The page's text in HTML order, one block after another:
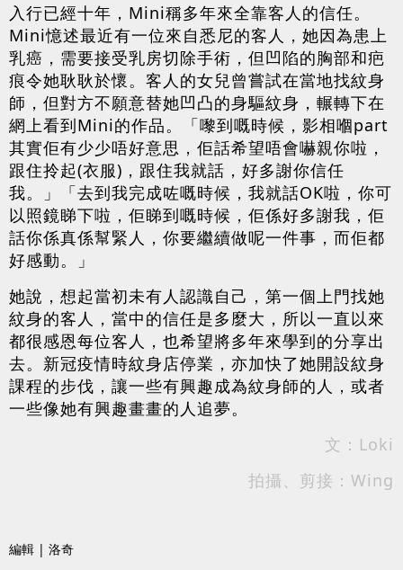
入行已經十年，Mini稱多年來全靠客人的信任。
Mini憶述最近有一位來自悉尼的客人，她因為患上
乳癌，需要接受乳房切除手術，但凹陷的胸部和疤
痕令她耿耿於懷。客人的女兒曾嘗試在當地找紋身
師，但對方不願意替她凹凸的身驅紋身，輾轉下在
網上看到Mini的作品。「嚟到嘅時候，影相嗰part
其實佢有少少唔好意思，佢話希望唔會嚇親你啦，
跟住拎起(衣服)，跟住我就話，好多謝你信任
我。」「去到我完成咗嘅時候，我就話OK啦，你可
以照鏡睇下啦，佢睇到嘅時候，佢係好多謝我，佢
話你係真係幫緊人，你要繼續做呢一件事，而佢都
好感動。」
她說，想起當初未有人認識自己，第一個上門找她
紋身的客人，當中的信任是多麼大，所以一直以來
都很感恩每位客人，也希望將多年來學到的分享出
去。新冠疫情時紋身店停業，亦加快了她開設紋身
課程的步伐，讓一些有興趣成為紋身師的人，或者
一些像她有興趣畫畫的人追夢。
文：Loki
拍攝、剪接：Wing
編輯 | 洛奇